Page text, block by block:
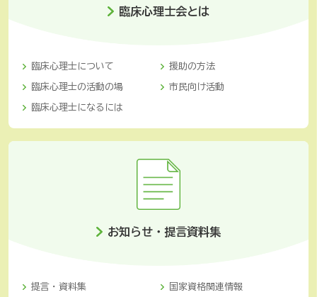
臨床心理士会とは
臨床心理士について 援助の方法
臨床心理士の活動の場 市民向け活動
臨床心理士になるには
お知らせ・提言資料集
提言・資料集 国家資格関連情報